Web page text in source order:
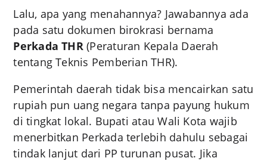
Lalu, apa yang menahannya? Jawabannya ada
pada satu dokumen birokrasi bernama
Perkada THR(Peraturan Kepala Daerah
tentang Teknis Pemberian THR).
Pemerintah daerah tidak bisa mencairkan satu
rupiah pun uang negara tanpa payung hukum
di tingkat lokal. Bupati atau Wali Kota wajib
menerbitkan Perkada terlebih dahulu sebagai
tindak lanjut dari PP turunan pusat. Jika